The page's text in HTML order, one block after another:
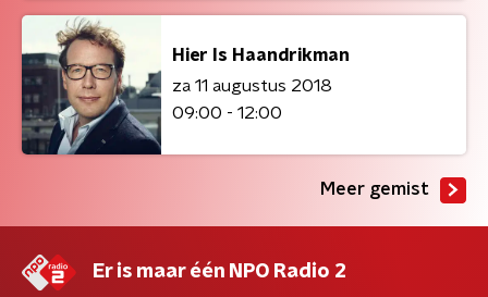
Hier Is Haandrikman
za 11 augustus 2018
09:00 - 12:00
Meer gemist
Er is maar één NPO Radio 2